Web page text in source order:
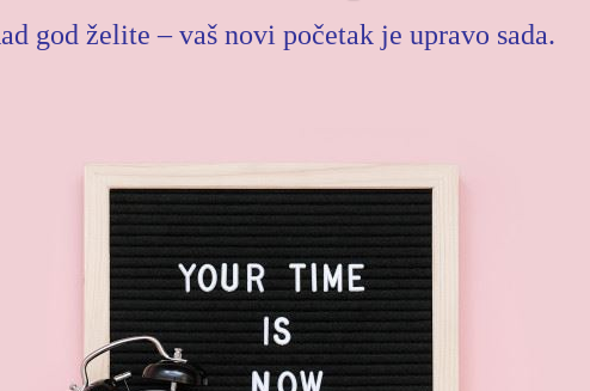
god želite – vaš novi početak je upravo sada.